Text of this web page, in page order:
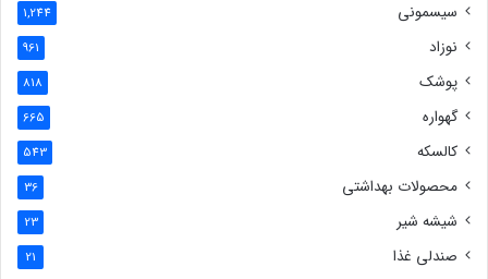
سیسمونی 1,244
نوزاد 961
پوشک 818
گهواره 665
کالسکه 543
محصولات بهداشتی 36
شیشه شیر 23
صندلی غذا 21